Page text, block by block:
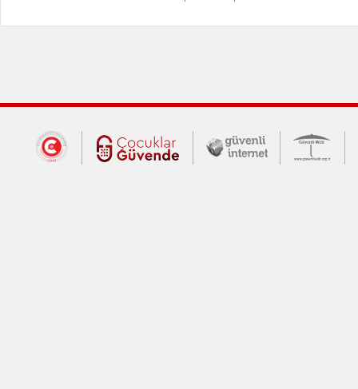
Dış Bağlantılar
Cumhurbaşkanlığı İletişim Merkezi
Çocuklar Güvende (yeni
Güvenli